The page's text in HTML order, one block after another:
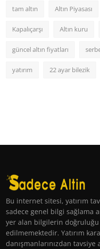
tam altın Altın Piyasası
Kapalıçarşı Altın kuru
güncel altın fiyatları
yatırım 22 ayar bilezik
Bu internet sitesi, yatırım
sadece genel bilgi sağlama
yer alan bilgilerin
edilmemektedir. Yatırım
danışmanlarınızdan